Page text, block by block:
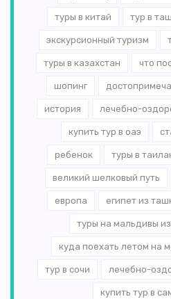
туры в китай тур в
экскурсионный туризм
туры в казахстан что
шопинг
история лечебно-
купить тур в оаэ
ребенок туры в
великий шелковый путь
европа египет из
туры на мальдивы
куда поехать летом на
тур в сочи лечебно-
купить тур в